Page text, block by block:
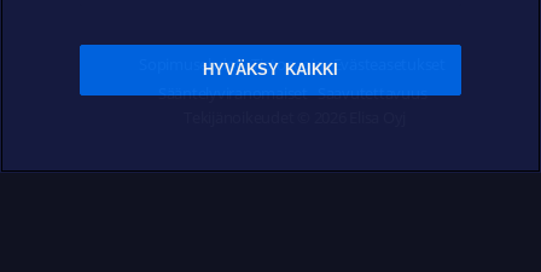
Sopimusehdot Tietosuoja Evästeasetukset
Sääntelyviranomaiset Saavutettavuus
HYVÄKSY KAIKKI